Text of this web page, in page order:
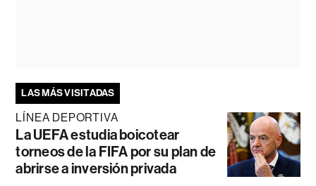
LAS MÁS VISITADAS
LÍNEA DEPORTIVA
La UEFA estudia boicotear
torneos de la FIFA por su plan de
abrirse a inversión privada